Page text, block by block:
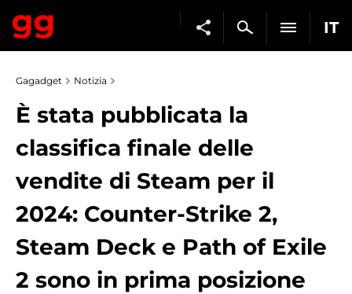
IT
Gagadget Notizia
È stata pubblicata la
classifica finale delle
vendite di Steam per il
2024: Counter-Strike 2,
Steam Deck e Path of Exile
2 sono in prima posizione